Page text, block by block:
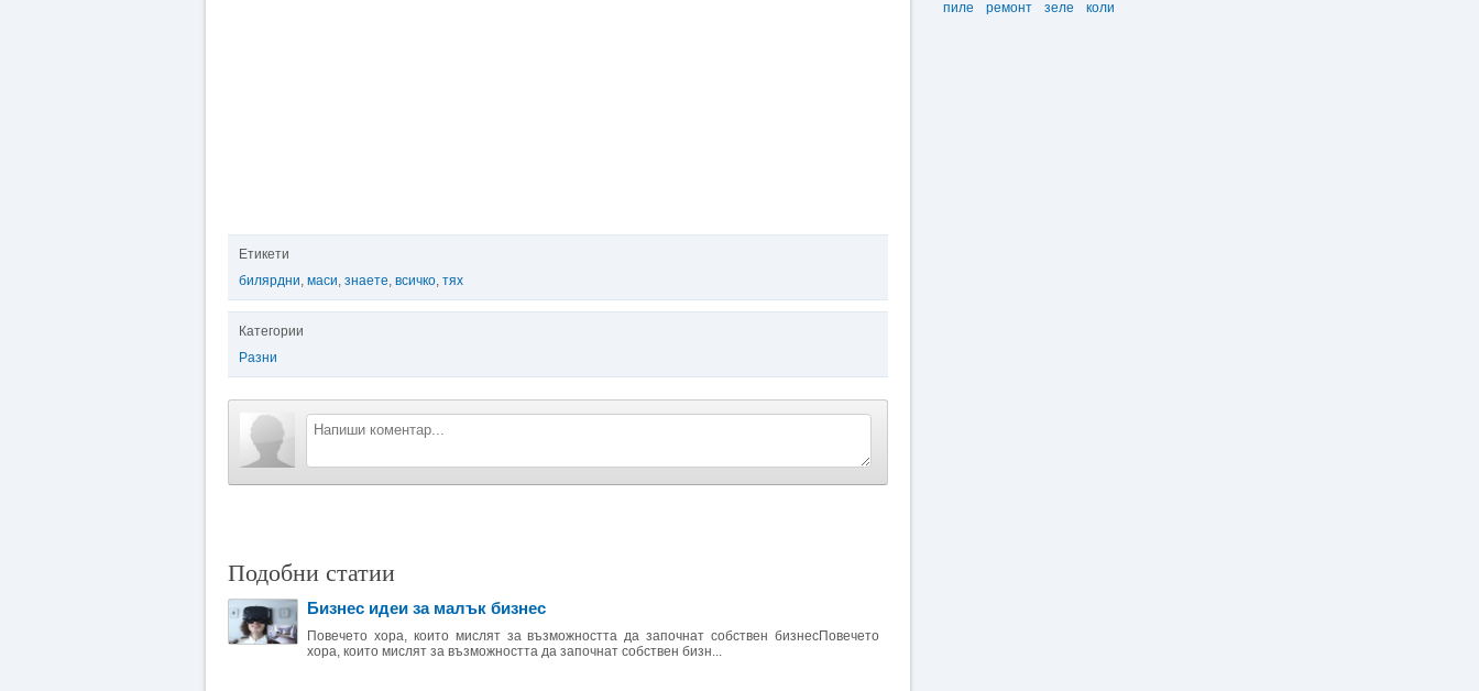
Етикети
билярдни, маси, знаете, всичко, тях
Категории
Разни
Подобни статии
Бизнес идеи за малък бизнес
Повечето хора, които мислят за възможността да започнат собствен бизнесПовечето
хора, които мислят за възможността да започнат собствен бизн...
пиле
ремонт зеле коли